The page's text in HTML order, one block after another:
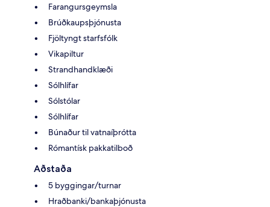
Farangursgeymsla
Brúðkaupsþjónusta
Fjöltyngt starfsfólk
Vikapiltur
Strandhandklæði
Sólhlífar
Sólstólar
Sólhlífar
Búnaður til vatnaíþrótta
Rómantísk pakkatilboð
Aðstaða
5 byggingar/turnar
Hraðbanki/bankaþjónusta